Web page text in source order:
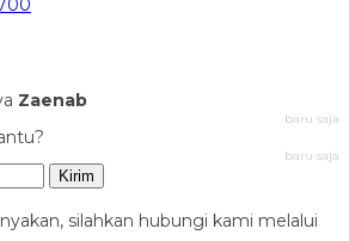
Zaenab
baru saja
baru saja
Kirim
silahkan hubungi kami melalui